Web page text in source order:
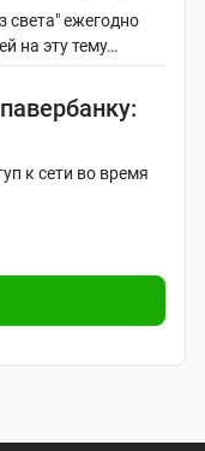
света" ежегодно
на эту тему…
к сети во время